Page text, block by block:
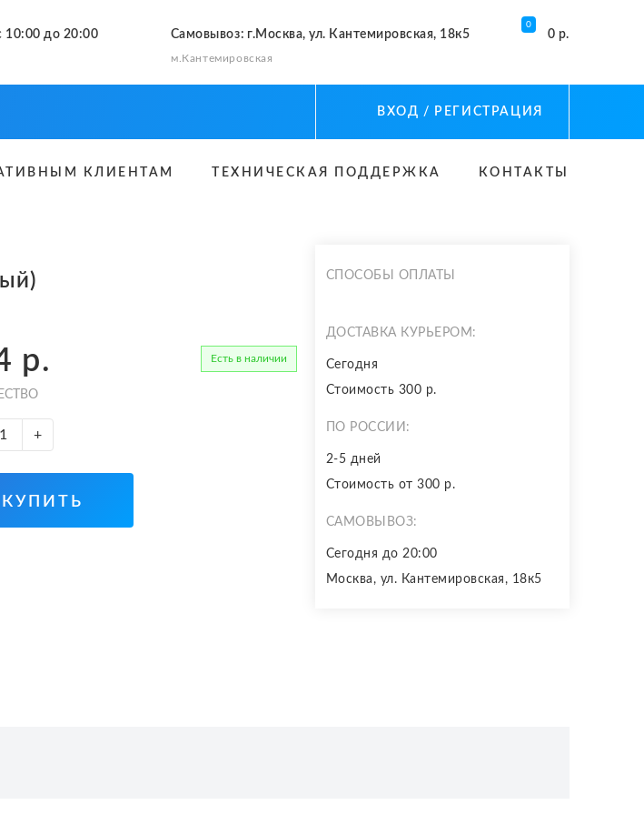
10:00 до 20:00 Самовывоз: г.Москва, ул. Кантемировская, 18к5
м.Кантемировская
0
0 р.
ВХОД / РЕГИСТРАЦИЯ
КЛИЕНТАМ ТЕХНИЧЕСКАЯ ПОДДЕРЖКА КОНТАКТЫ
р. Есть в наличии
+
КУПИТЬ
СПОСОБЫ ОПЛАТЫ
ДОСТАВКА КУРЬЕРОМ:
Сегодня
Стоимость 300 р.
ПО РОССИИ:
2-5 дней
Стоимость от 300 р.
САМОВЫВОЗ:
Сегодня до 20:00
Москва, ул. Кантемировская, 18к5